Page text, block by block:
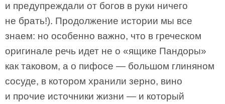
и предупреждали от богов в руки ничего
не брать!). Продолжение истории мы все
знаем: но особенно важно, что в греческом
оригинале речь идет не о «ящике Пандоры»
как таковом, а о пифосе — большом глиняном
сосуде, в котором хранили зерно, вино
и прочие источники жизни — и который